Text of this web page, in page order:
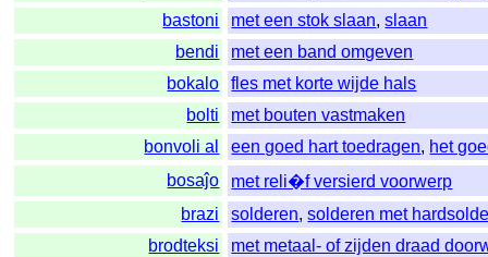
bastoni
met een stok slaan,slaan
bendi
met een band omgeven
bokalo
fles met korte wijde hals
bolti
met bouten vastmaken
bonvoli al
een goed hart toedragen, het
bosaĵo
met reli�f versierd voorwerp
brazi
solderen,solderen met
brodteksi
met metaal- of zijden draad